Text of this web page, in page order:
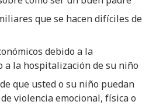
que se hacen difíciles de
debido a la
a la hospitalización de su niño
que usted o su niño puedan
violencia emocional, física o